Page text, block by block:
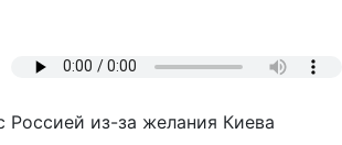
Россией из-за желания Киева